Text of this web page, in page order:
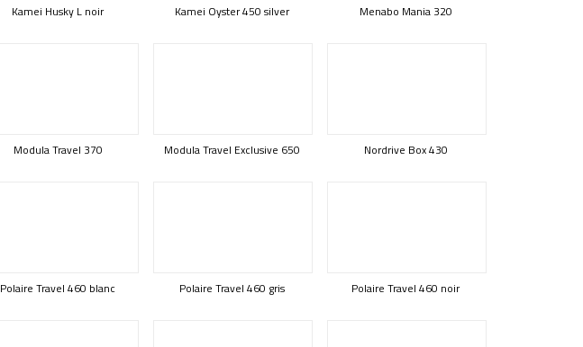
Kamei Husky L noir Kamei Oyster 450 silver Menabo Mania 320
Modula Travel 370 Modula Travel Exclusive 650 Nordrive Box 430
Polaire Travel 460 blanc Polaire Travel 460 gris Polaire Travel 460 noir